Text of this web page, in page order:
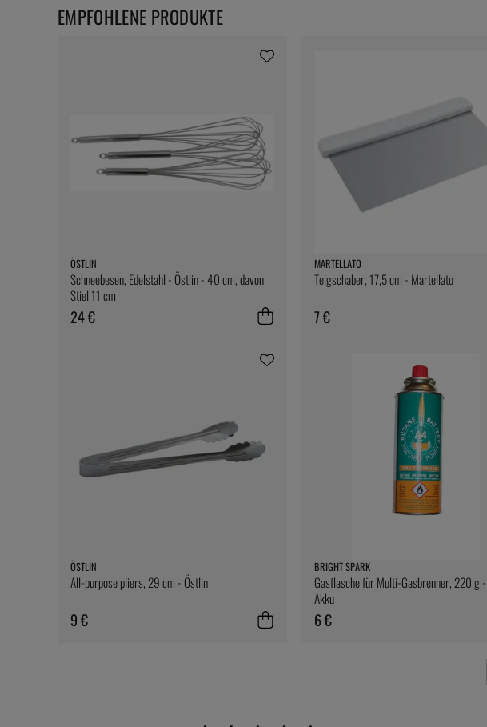
ÖSTLIN
Schneebesen, Edelstahl - Östlin - 40 cm, davon
Stiel 11 cm
24 €
MARTELLATO
Teigschaber, 17,5 cm - Martellato
7 €
ÖSTLIN
All-purpose pliers, 29 cm - Östlin
9 €
BRIGHT SPARK
Gasflasche für Multi-Gasbrenner, 220 g
Akku
6 €
EMPFOHLENE PRODUKTE